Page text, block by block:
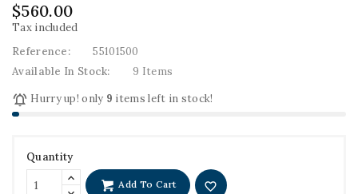
$560.00
Tax included
Reference:
55101500
Available In Stock:
9 Items
 Hurry up! only 9 items left in stock!
Quantity
Add To Cart favorite_border